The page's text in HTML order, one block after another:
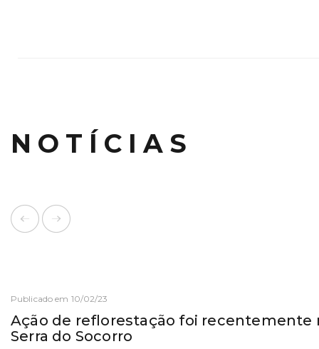
NOTÍCIAS
Publicado em 10/02/23
Ação de reflorestação foi recentemente
Serra do Socorro